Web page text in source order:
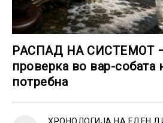
РАСПАД НА СИСТЕМОТ
проверка во вар-собата
потребна
ХРОНОЛОГИЈА НА ЕДЕН